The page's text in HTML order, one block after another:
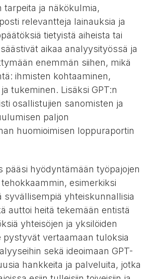
tarpeita ja näkökulmia,
relevantteja lainauksia ja
tietyistä aiheista tai
aikaa analyysityössä ja
enemmän siihen, mikä
ihmisten kohtaaminen,
tukeminen. Lisäksi GPT:n
osallistujien sanomisten ja
paljon
huomioimisen loppuraportin
pääsi hyödyntämään työpajojen
esimerkiksi
syvällisempiä yhteiskunnallisia
auttoi heitä tekemään entistä
yhteisöjen ja yksilöiden
pystyvät vertaamaan tuloksia
sekä ideoimaan GPT-
hankkeita ja palveluita, jotka